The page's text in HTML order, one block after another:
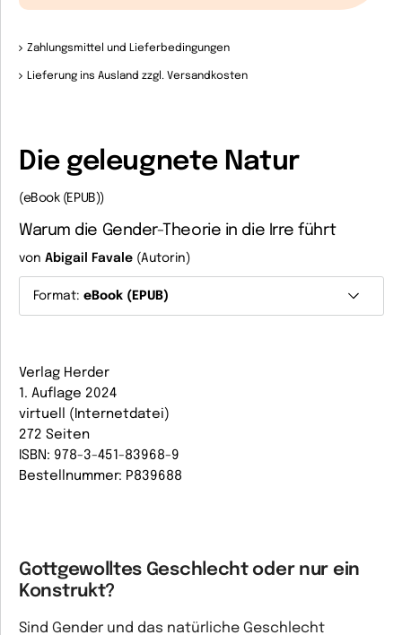
Zahlungsmittel und Lieferbedingungen
Lieferung ins Ausland zzgl. Versandkosten
Die geleugnete Natur
(eBook (EPUB))
Warum die Gender-Theorie in die Irre führt
von Abigail Favale (Autorin)
Format: eBook (EPUB)
Verlag Herder
1. Auflage 2024
virtuell (Internetdatei)
272 Seiten
ISBN: 978-3-451-83968-9
Bestellnummer: P839688
Gottgewolltes Geschlecht oder nur ein
Konstrukt?
Sind Gender und das natürliche Geschlecht